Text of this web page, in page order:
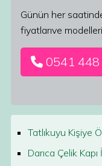
Günün her
fiyatlarıve
0541
Tatlıkuyu Kişiye
Darıca Çelik